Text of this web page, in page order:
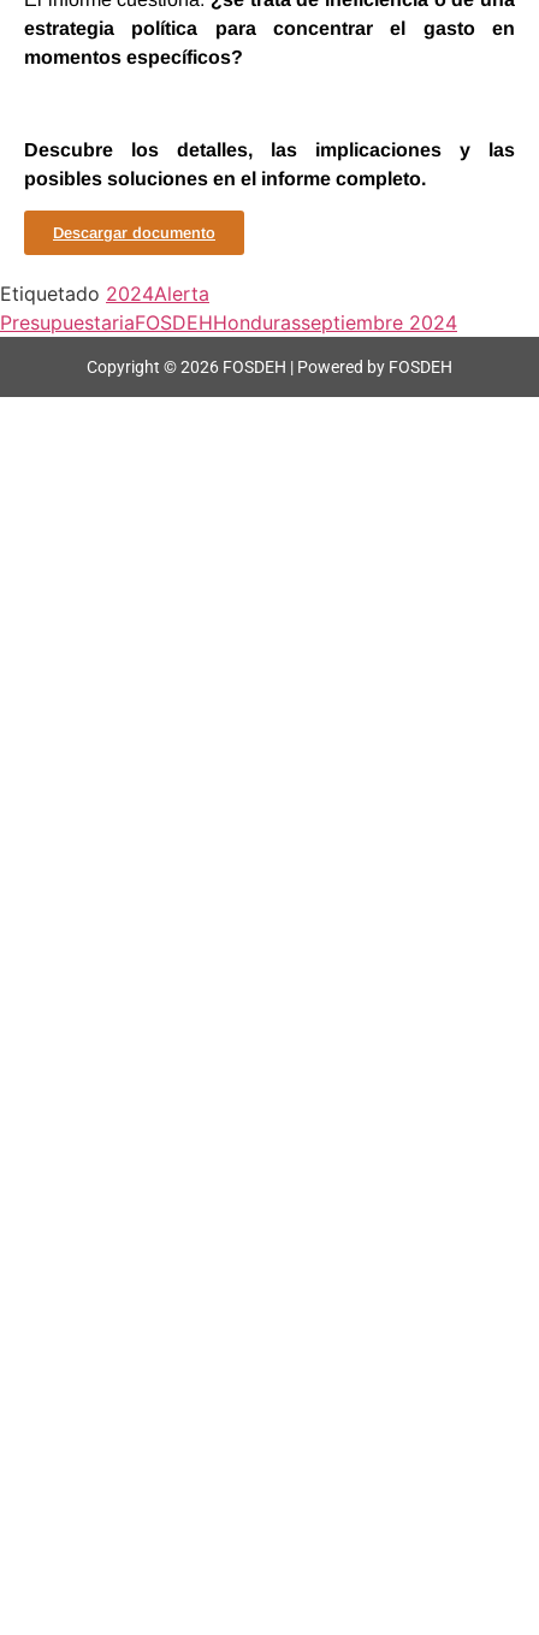
estrategia política para concentrar el gasto en
momentos específicos?
Descubre los detalles, las implicaciones y las
posibles soluciones en el informe completo.
Descargar documento
Etiquetado 2024Alerta
PresupuestariaFOSDEHHondurasseptiembre 2024
Copyright © 2026 FOSDEH | Powered by FOSDEH